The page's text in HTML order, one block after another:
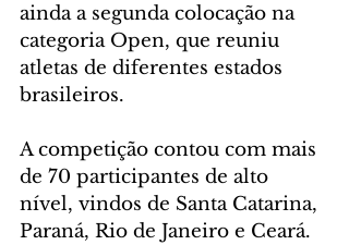
ainda a segunda colocação na
categoria Open, que reuniu
atletas de diferentes estados
brasileiros.
A competição contou com mais
de 70 participantes de alto
nível, vindos de Santa Catarina,
Paraná, Rio de Janeiro e Ceará.